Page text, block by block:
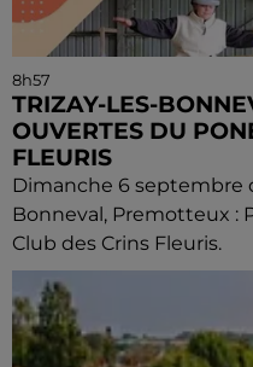
8h57
TRIZAY-LES-
OUVERTES DU
FLEURIS
Dimanche 6 septembre
Bonneval, Premotteux :
Club des Crins Fleuris.